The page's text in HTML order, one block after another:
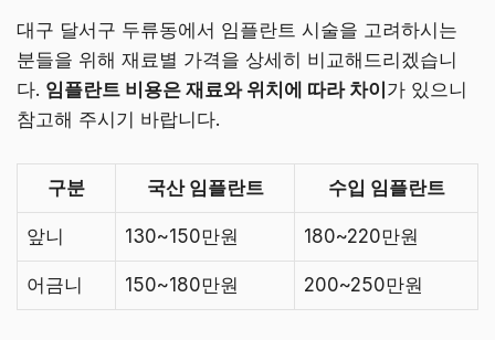
대구 달서구 두류동에서 임플란트 시술을 고려하시는
분들을 위해 재료별 가격을 상세히 비교해드리겠습니
다. 임플란트 비용은 재료와 위치에 따라 차이 가 있으니
참고해 주시기 바랍니다.
구분 국산 임플란트 수입 임플란트
앞니 130~150만원 180~220만원
어금니 150~180만원 200~250만원